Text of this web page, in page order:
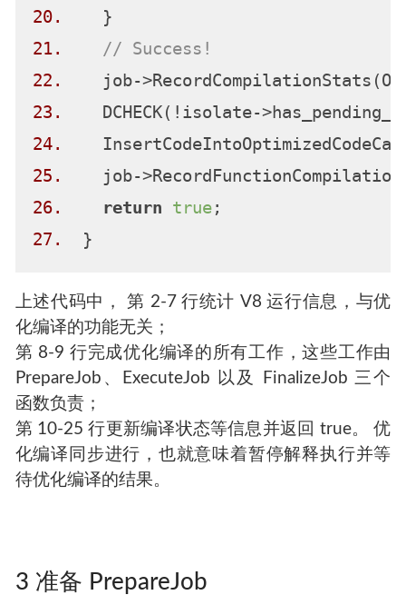
20.
21.
// Success!
22.
23.
24.
25.
26.
return true
27.
上述代码中， 第 2-7 行统计 V8 运行信息，与优
化编译的功能无关；
第 8-9 行完成优化编译的所有工作，这些工作由
PrepareJob、ExecuteJob 以及 FinalizeJob 三个
函数负责；
第 10-25 行更新编译状态等信息并返回 true。 优
化编译同步进行，也就意味着暂停解释执行并等
待优化编译的结果。
3 准备 PrepareJob